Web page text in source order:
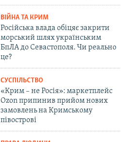
ВІЙНА ТА КРИМ
Російська влада обіцяє закрити
морський шлях українським
БпЛА до Севастополя. Чи реально
це?
СУСПІЛЬСТВО
«Крим – не Росія»: маркетплейс
Ozon припинив прийом нових
замовлень на Кримському
півострові